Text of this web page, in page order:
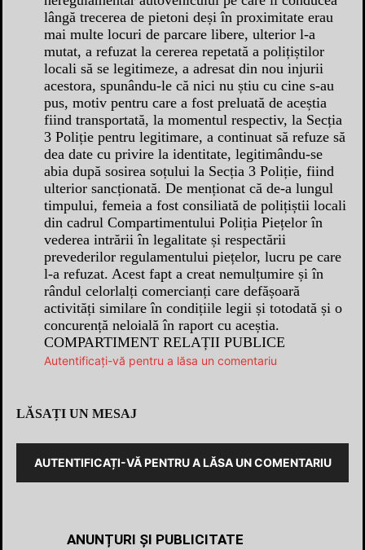
lângă trecerea de pietoni deși în proximitate erau
mai multe locuri de parcare libere, ulterior l-a
mutat, a refuzat la cererea repetată a polițiștilor
locali să se legitimeze, a adresat din nou injurii
acestora, spunându-le că nici nu știu cu cine s-au
pus, motiv pentru care a fost preluată de aceștia
fiind transportată, la momentul respectiv, la Secția
3 Poliție pentru legitimare, a continuat să refuze să
dea date cu privire la identitate, legitimându-se
abia după sosirea soțului la Secția 3 Poliție, fiind
ulterior sancționată. De menționat că de-a lungul
timpului, femeia a fost consiliată de polițiștii locali
din cadrul Compartimentului Poliția Piețelor în
vederea intrării în legalitate și respectării
prevederilor regulamentului piețelor, lucru pe care
l-a refuzat. Acest fapt a creat nemulțumire și în
rândul celorlalți comercianți care defășoară
activități similare în condițiile legii și totodată și o
concurență neloială în raport cu aceștia.
COMPARTIMENT RELAȚII PUBLICE
Autentificați-vă pentru a lăsa un comentariu
LĂSAȚI UN MESAJ
AUTENTIFICAȚI-VĂ PENTRU A LĂSA UN COMENTARIU
ANUNȚURI ȘI PUBLICITATE